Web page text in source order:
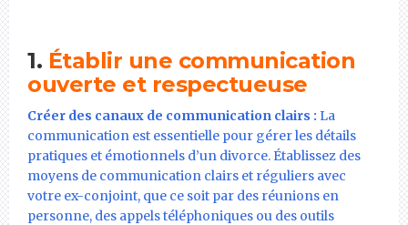
1. Établir une communication
ouverte et respectueuse
Créer des canaux de communication clairs : La
communication est essentielle pour gérer les détails
pratiques et émotionnels d’un divorce. Établissez des
moyens de communication clairs et réguliers avec
votre ex-conjoint, que ce soit par des réunions en
personne, des appels téléphoniques ou des outils